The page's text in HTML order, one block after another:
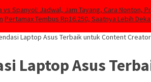
vs Spanyol: Jadwal, Jam Tayang, Cara Nonton,
Pertamax Tembus Rp16.250, Saatnya Lebih
Laptop Asus Terbaik untuk Content
Laptop Asus